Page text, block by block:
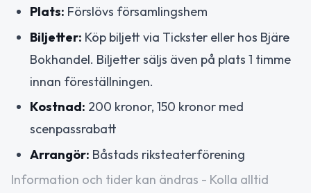
Plats: Förslövs församlingshem
Biljetter: Köp biljett via Tickster eller hos Bjäre
Bokhandel. Biljetter säljs även på plats 1 timme
innan föreställningen.
Kostnad: 200 kronor, 150 kronor med
scenpassrabatt
Arrangör: Båstads riksteaterförening
Information och tider kan ändras - Kolla alltid